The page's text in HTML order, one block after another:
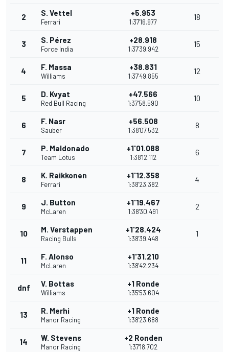
2 S. Vettel
Ferrari
+5.953
1:37'16.977
18
3 S. Pérez
Force India
+28.918
1:37'39.942
15
4 F. Massa
Williams
+38.831
1:37'49.855
12
5 D. Kvyat
Red Bull Racing
+47.566
1:37'58.590
10
6 F. Nasr
Sauber
+56.508
1:38'07.532
8
7 P. Maldonado
Team Lotus
+1'01.088
1:38'12.112
6
8 K. Raikkonen
Ferrari
+1'12.358
1:38'23.382
4
9 J. Button
McLaren
+1'19.467
1:38'30.491
2
10 M. Verstappen
Racing Bulls
+1'28.424
1:38'39.448
1
11 F. Alonso
McLaren
+1'31.210
1:38'42.234
dnf V. Bottas
Williams
+1 Ronde
1:35'53.604
13 R. Merhi
Manor Racing
+1 Ronde
1:38'23.688
14 W. Stevens
Manor Racing
+2 Ronden
1:37'18.702